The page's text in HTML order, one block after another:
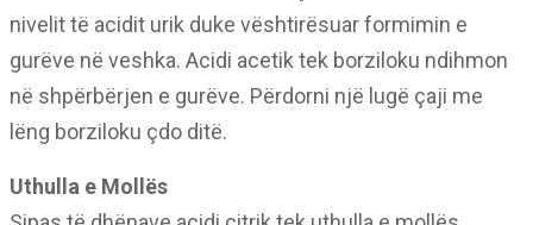
nivelit të acidit urik duke vështirësuar formimin e
gurëve në veshka. Acidi acetik tek borziloku ndihmon
në shpërbërjen e gurëve. Përdorni një lugë çaji me
lëng borziloku çdo ditë.
Uthulla e Mollës